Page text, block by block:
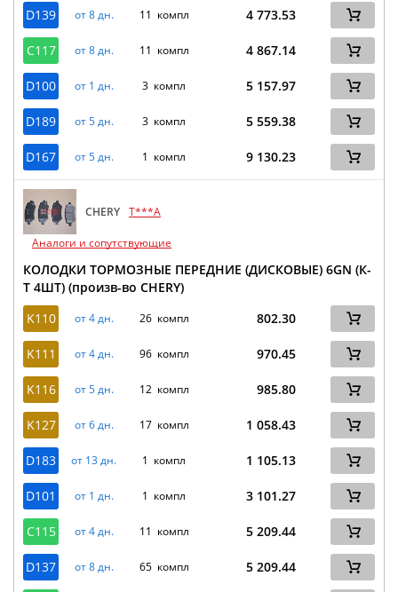
D139 от 8 дн. 11 компл 4 773.53
C117 от 8 дн. 11 компл 4 867.14
D100 от 1 дн. 3 компл 5 157.97
D189 от 5 дн. 3 компл 5 559.38
D167 от 5 дн. 1 компл 9 130.23
CHERY T***A
Аналоги и сопутствующие
КОЛОДКИ ТОРМОЗНЫЕ ПЕРЕДНИЕ (ДИСКОВЫЕ) 6GN (К-
Т 4ШТ) (произв-во CHERY)
K110
от 4 дн. 26 компл 802.30
K111 от 4 дн. 96 компл 970.45
K116 от 5 дн. 12 компл 985.80
K127 от 6 дн. 17 компл 1 058.43
D183 от 13 дн. 1 компл 1 105.13
D101 от 1 дн. 1 компл 3 101.27
C115 от 4 дн. 11 компл 5 209.44
D137 от 8 дн. 65 компл 5 209.44